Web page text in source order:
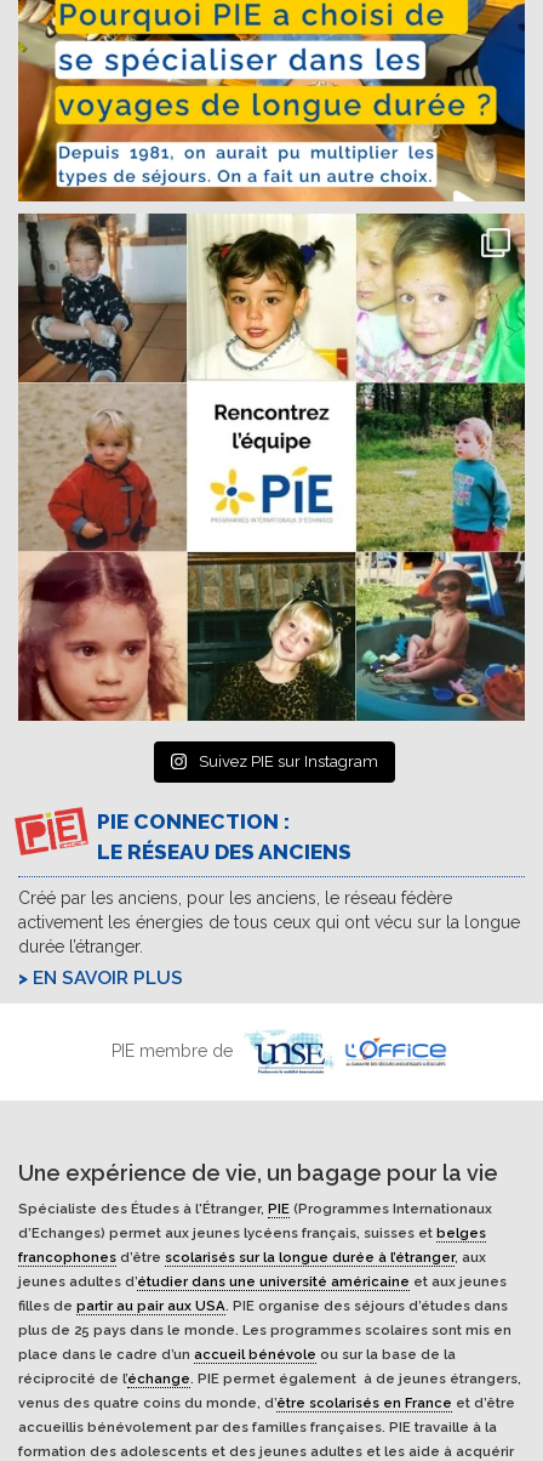
Suivez PIE sur Instagram
PIE CONNECTION :
LE RÉSEAU DES ANCIENS
Créé par les anciens, pour les anciens, le réseau fédère
activement les énergies de tous ceux qui ont vécu sur la longue
durée l’étranger.
EN SAVOIR PLUS
PIE membre de
Une expérience de vie, un bagage pour la vie
Spécialiste des Études à l'Étranger, PIE (Programmes Internationaux
d’Echanges) permet aux jeunes lycéens français, suisses et belges
francophones d’être scolarisés sur la longue durée à l’étranger, aux
jeunes adultes d’étudier dans une université américaine et aux jeunes
filles de partir au pair aux USA. PIE organise des séjours d’études dans
plus de 25 pays dans le monde. Les programmes scolaires sont mis en
place dans le cadre d’un accueil bénévole ou sur la base de la
réciprocité de l’échange. PIE permet également à de jeunes étrangers,
venus des quatre coins du monde, d’être scolarisés en France et d’être
accueillis bénévolement par des familles françaises. PIE travaille à la
formation des adolescents et des jeunes adultes et les aide à acquérir